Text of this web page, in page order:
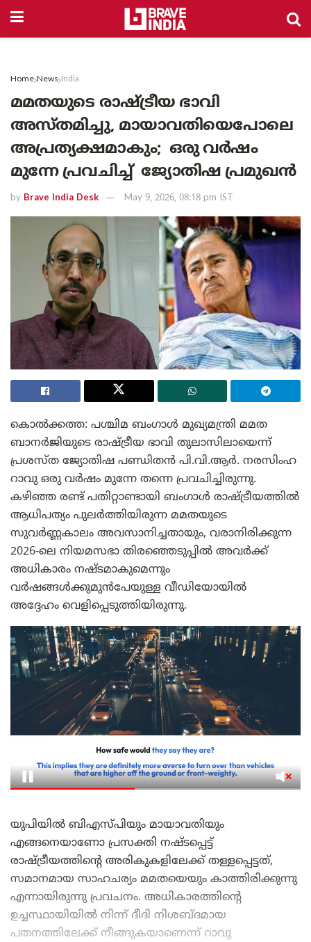
Home News India
മമതയുടെ രാഷ്ട്രീയ ഭാവി
അസ്തമിച്ചു, മായാവതിയെപോലെ
അപ്രത്യക്ഷമാകും; ഒരു വർഷം
മുന്നേ പ്രവചിച്ച് ജ്യോതിഷ പ്രമുഖൻ
by Brave India Desk May 9, 2026, 08:18 pm IST
കൊൽക്കത്ത: പശ്ചിമ ബംഗാൾ മുഖ്യമന്ത്രി മമത
ബാനർജിയുടെ രാഷ്ട്രീയ ഭാവി തുലാസിലായെന്ന്
പ്രശസ്ത ജ്യോതിഷ പണ്ഡിതൻ പി.വി.ആർ. നരസിംഹ
റാവു ഒരു വർഷം മുന്നേ തന്നെ പ്രവചിച്ചിരുന്നു.
കഴിഞ്ഞ രണ്ട് പതിറ്റാണ്ടായി ബംഗാൾ രാഷ്ട്രീയത്തിൽ
ആധിപത്യം പുലർത്തിയിരുന്ന മമതയുടെ
സുവർണ്ണകാലം അവസാനിച്ചതായും, വരാനിരിക്കുന്ന
2026-ലെ നിയമസഭാ തിരഞ്ഞെടുപ്പിൽ അവർക്ക്
അധികാരം നഷ്ടമാകുമെന്നും
വർഷങ്ങൾക്കുമുൻപേയുള്ള വീഡിയോയിൽ
അദ്ദേഹം വെളിപ്പെടുത്തിയിരുന്നു.
യുപിയിൽ ബിഎസ്പിയും മായാവതിയും
എങ്ങനെയാണോ പ്രസക്തി നഷ്ടപ്പെട്ട്
രാഷ്ട്രീയത്തിന്റെ അരികുകളിലേക്ക് തള്ളപ്പെട്ടത്,
സമാനമായ സാഹചര്യം മമതയെയും കാത്തിരിക്കുന്നു
എന്നായിരുന്നു പ്രവചനം. അധികാരത്തിന്റെ
ഉച്ചസ്ഥായിയിൽ നിന്ന് ദീദി നിശബ്ദമായ
പതനത്തിലേക്ക് നീങ്ങുകയാണെന്ന് റാവു